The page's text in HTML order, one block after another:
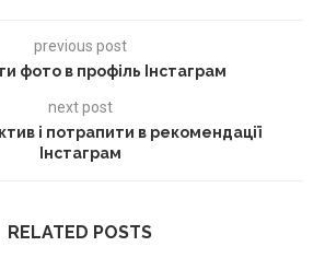
previous post
фото в профіль Інстаграм
next post
і потрапити в рекомендації
Інстаграм
RELATED POSTS